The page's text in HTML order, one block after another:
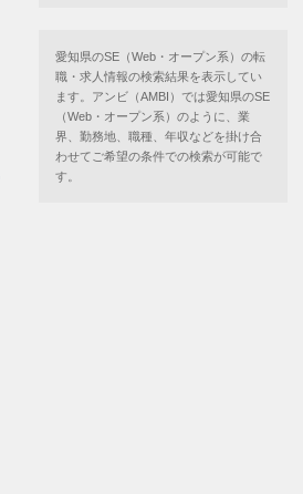
愛知県のSE（Web・オープン系）の転
職・求人情報の検索結果を表示してい
ます。アンビ（AMBI）では愛知県のSE
（Web・オープン系）のように、業
界、勤務地、職種、年収などを掛け合
わせてご希望の条件での検索が可能で
す。